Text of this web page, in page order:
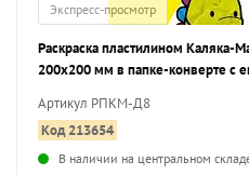
Экспресс-просмотр
Раскраска пластилином
200х200 мм в папке-конверте с
Артикул РПКМ-Д8
Код 213654
В наличии на центральном